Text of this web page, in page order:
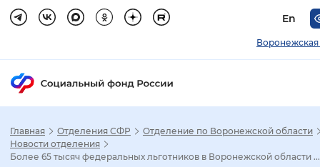
En
Воронежская
Главная Отделения СФР
Отделение по Воронежской области
Новости отделения
Более 65 тысяч федеральных льготников в Воронежской области ...